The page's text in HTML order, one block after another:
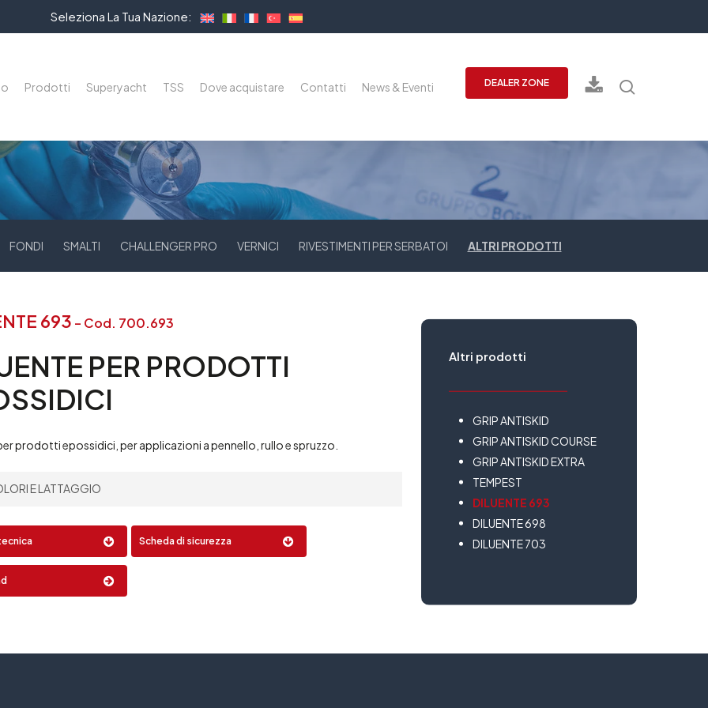
Seleziona La Tua Nazione:
Prodotti Superyacht TSS Dove acquistare Contatti News & Eventi DEALER ZONE
FONDI SMALTI CHALLENGER PRO VERNICI RIVESTIMENTI PER SERBATOI ALTRI PRODOTTI
693 – Cod. 700.693
PER PRODOTTI
prodotti epossidici, per applicazioni a pennello, rullo e spruzzo.
E LATTAGGIO
Lattaggio:
0,5 Lt
Scheda di sicurezza
Altri prodotti
GRIP ANTISKID
GRIP ANTISKID COURSE
GRIP ANTISKID EXTRA
TEMPEST
DILUENTE 693
DILUENTE 698
DILUENTE 703